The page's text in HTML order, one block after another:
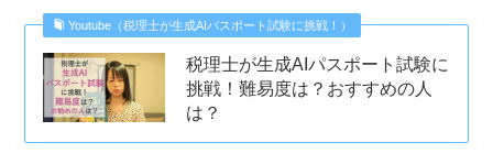
Youtube（税理士が生成AIパスポート試験に挑戦！）
税理士が生成AIパスポート試験に
挑戦！難易度は？おすすめの人
は？